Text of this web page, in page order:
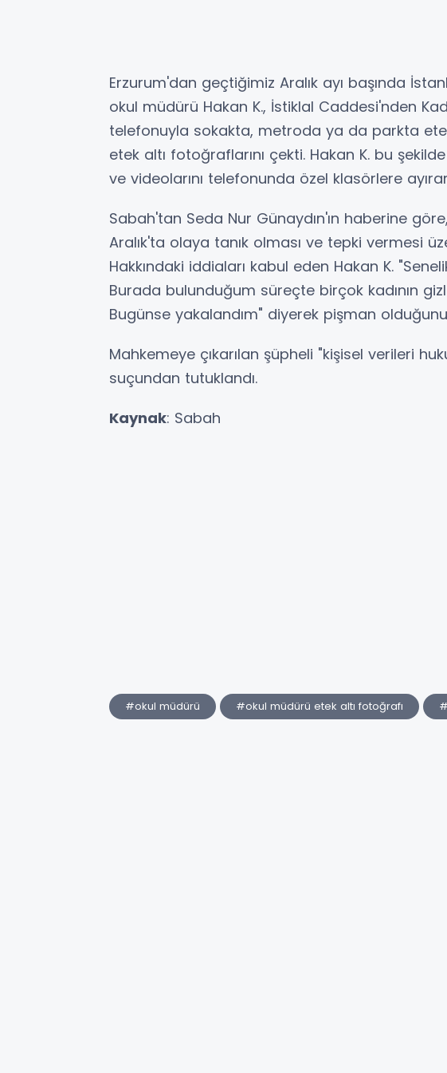
Erzurum'dan geçtiğimiz Aralık ayı başında
okul müdürü Hakan K., İstiklal Caddesi'nden
telefonuyla sokakta, metroda ya da parkta
etek altı fotoğraflarını çekti. Hakan K. bu
ve videolarını telefonunda özel klasörlere
Sabah'tan Seda Nur Günaydın'ın haberine
Aralık'ta olaya tanık olması ve tepki vermesi
Hakkındaki iddiaları kabul eden Hakan K.
Burada bulunduğum süreçte birçok kadının
Bugünse yakalandım" diyerek pişman
Mahkemeye çıkarılan şüpheli "kişisel verileri
suçundan tutuklandı.
Kaynak: Sabah
#okul müdürü #okul müdürü etek altı fotoğrafı #